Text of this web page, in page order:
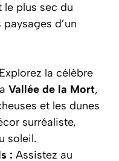
plus sec du
d’un
Explorez la célèbre
Vallée de la Mort,
et les dunes
surréaliste,
soleil.
: Assistez au